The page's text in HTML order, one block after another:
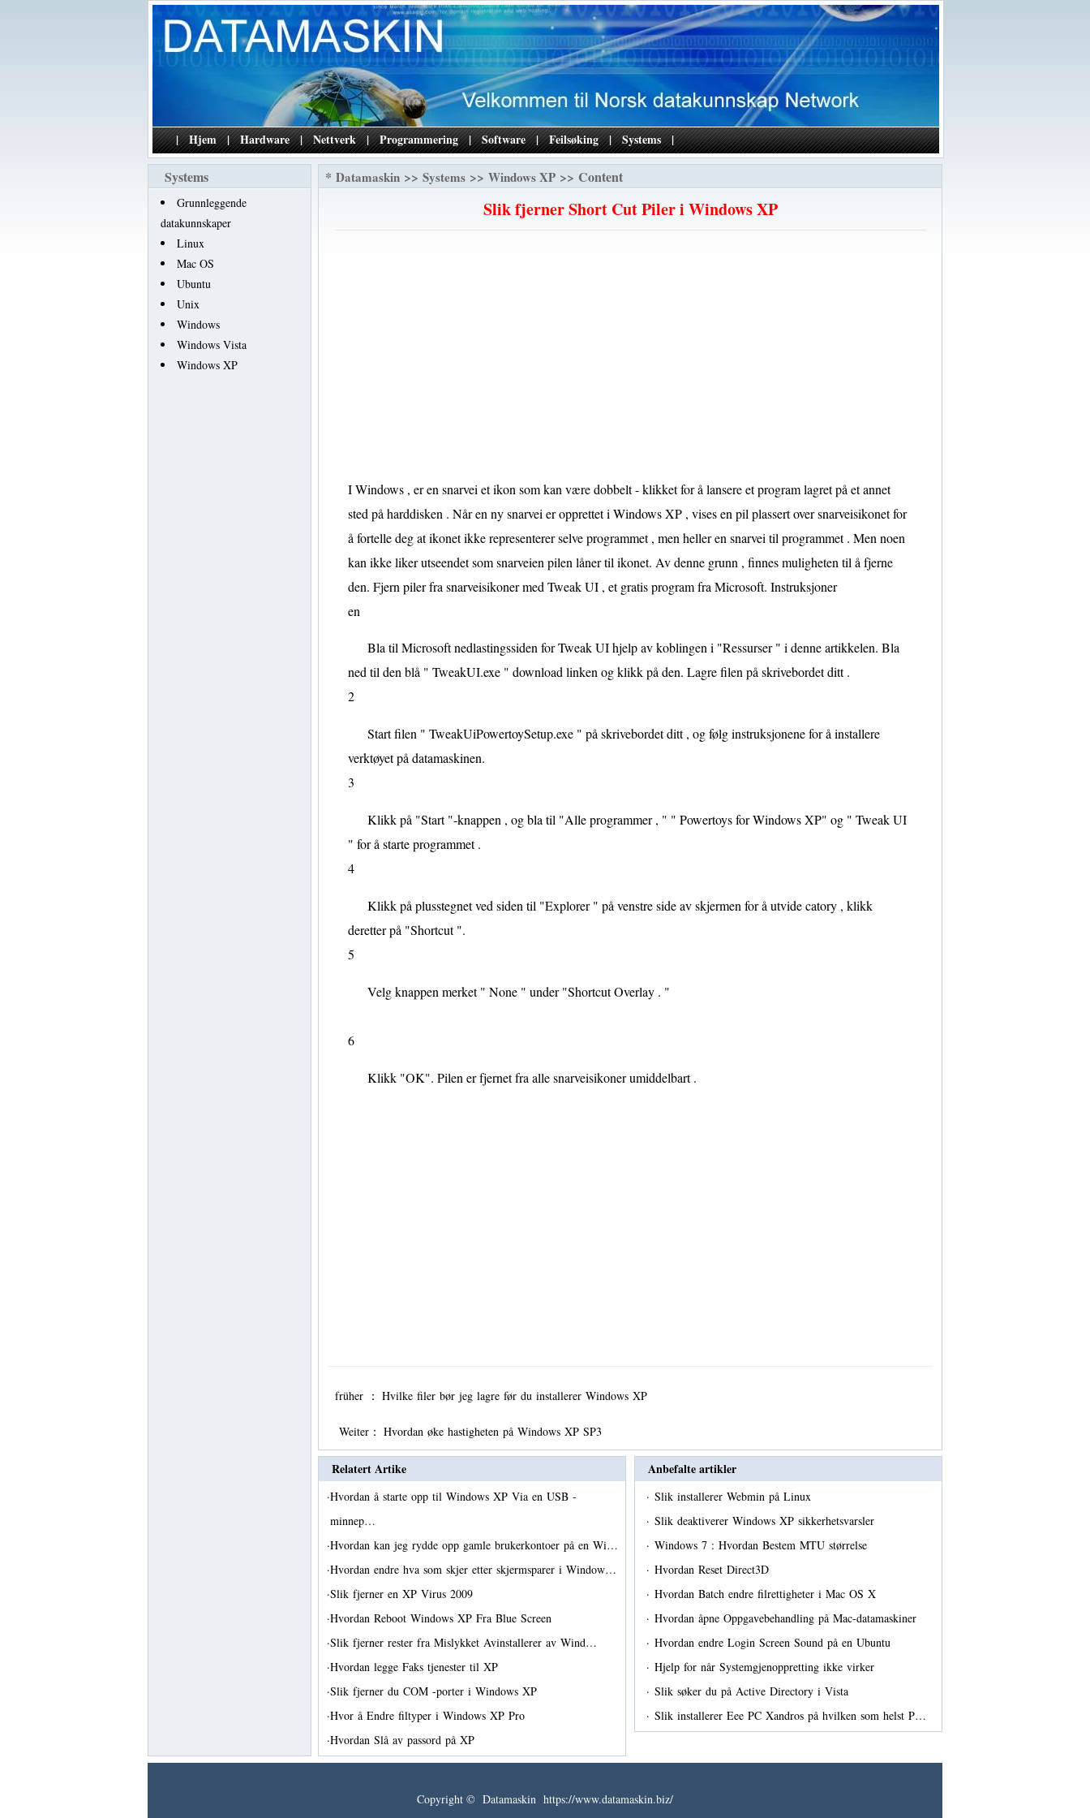
| Hjem | Hardware | Nettverk | Programmering | Software | Feilsøking | Systems |
Systems
Grunnleggende
datakunnskaper
Linux
Mac OS
Ubuntu
Unix
Windows
Windows Vista
Windows XP
* Datamaskin >> Systems >> Windows XP >> Content
Slik fjerner Short Cut Piler i Windows XP
I Windows , er en snarvei et ikon som kan være dobbelt - klikket for å lansere et program lagret på et annet
sted på harddisken . Når en ny snarvei er opprettet i Windows XP , vises en pil plassert over snarveisikonet for
å fortelle deg at ikonet ikke representerer selve programmet , men heller en snarvei til programmet . Men noen
kan ikke liker utseendet som snarveien pilen låner til ikonet. Av denne grunn , finnes muligheten til å fjerne
den. Fjern piler fra snarveisikoner med Tweak UI , et gratis program fra Microsoft. Instruksjoner
en
Bla til Microsoft nedlastingssiden for Tweak UI hjelp av koblingen i "Ressurser " i denne artikkelen. Bla
ned til den blå " TweakUI.exe " download linken og klikk på den. Lagre filen på skrivebordet ditt .
2
Start filen " TweakUiPowertoySetup.exe " på skrivebordet ditt , og følg instruksjonene for å installere
verktøyet på datamaskinen.
3
Klikk på "Start "-knappen , og bla til "Alle programmer , " " Powertoys for Windows XP" og " Tweak UI
" for å starte programmet .
4
Klikk på plusstegnet ved siden til "Explorer " på venstre side av skjermen for å utvide catory , klikk
deretter på "Shortcut ".
5
Velg knappen merket " None " under "Shortcut Overlay . "
6
Klikk "OK". Pilen er fjernet fra alle snarveisikoner umiddelbart .
früher ： Hvilke filer bør jeg lagre før du installerer Windows XP
Weiter： Hvordan øke hastigheten på Windows XP SP3
Relatert Artike
·Hvordan å starte opp til Windows XP Via en USB -
minnep…
·Hvordan kan jeg rydde opp gamle brukerkontoer på en Wi…
·Hvordan endre hva som skjer etter skjermsparer i Window…
·Slik fjerner en XP Virus 2009
·Hvordan Reboot Windows XP Fra Blue Screen
·Slik fjerner rester fra Mislykket Avinstallerer av Wind…
·Hvordan legge Faks tjenester til XP
·Slik fjerner du COM -porter i Windows XP
·Hvor å Endre filtyper i Windows XP Pro
·Hvordan Slå av passord på XP
Anbefalte artikler
· Slik installerer Webmin på Linux
· Slik deaktiverer Windows XP sikkerhetsvarsler
· Windows 7 : Hvordan Bestem MTU størrelse
· Hvordan Reset Direct3D
· Hvordan Batch endre filrettigheter i Mac OS X
· Hvordan åpne Oppgavebehandling på Mac-datamaskiner
· Hvordan endre Login Screen Sound på en Ubuntu
· Hjelp for når Systemgjenoppretting ikke virker
· Slik søker du på Active Directory i Vista
· Slik installerer Eee PC Xandros på hvilken som helst P…
Copyright © Datamaskin https://www.datamaskin.biz/